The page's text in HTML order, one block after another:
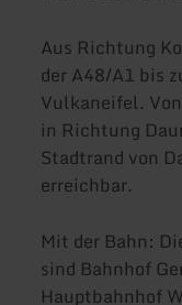
Aus Richtung
der A48/A1 bis
Vulkaneifel.
in Richtung
Stadtrand von
erreichbar.
Mit der Bahn:
sind Bahnhof
Hauptbahnhof